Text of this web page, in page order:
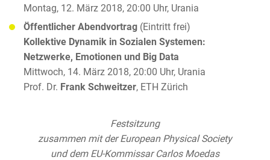
Montag, 12. März 2018, 20:00 Uhr, Urania
Öffentlicher Abendvortrag (Eintritt frei)
Kollektive Dynamik in Sozialen Systemen:
Netzwerke, Emotionen und Big Data
Mittwoch, 14. März 2018, 20:00 Uhr, Urania
Prof. Dr. Frank Schweitzer, ETH Zürich
Festsitzung
zusammen mit der European Physical Society
und dem EU-Kommissar Carlos Moedas